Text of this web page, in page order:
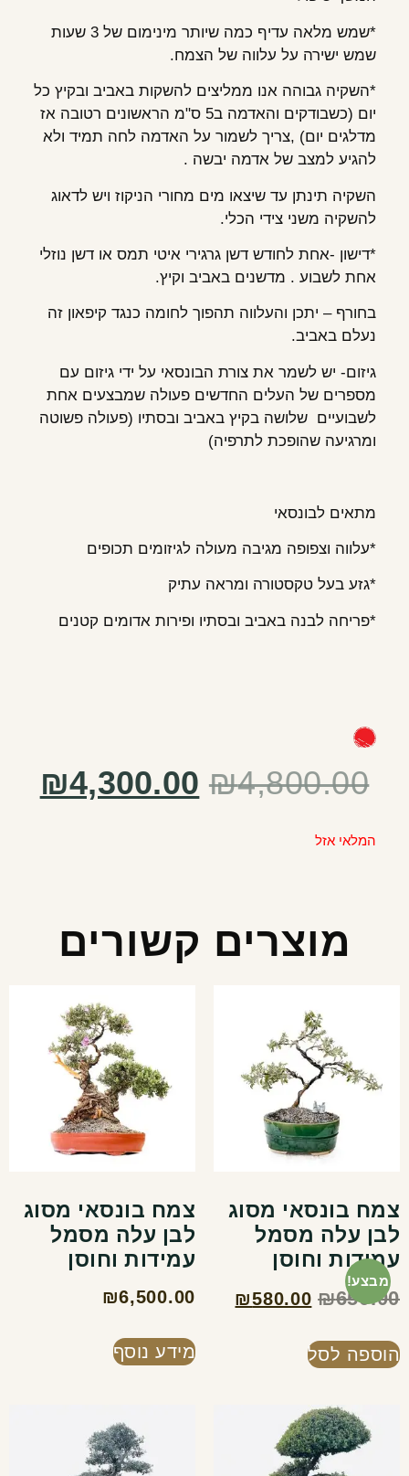
*שמש מלאה עדיף כמה שיותר מינימום של 3 שעות
שמש ישירה על עלווה של הצמח.
*השקיה גבוהה אנו ממליצים להשקות באביב ובקיץ כל
יום (כשבודקים והאדמה ב5 ס"מ הראשונים רטובה אז
מדלגים יום) ,צריך לשמור על האדמה לחה תמיד ולא
להגיע למצב של אדמה יבשה .
השקיה תינתן עד שיצאו מים מחורי הניקוז ויש לדאוג
להשקיה משני צידי הכלי.
*דישון -אחת לחודש דשן גרגירי איטי תמס או דשן נוזלי
אחת לשבוע . מדשנים באביב וקיץ.
בחורף – יתכן והעלווה תהפוך לחומה כנגד קיפאון זה
נעלם באביב.
גיזום- יש לשמר את צורת הבונסאי על ידי גיזום עם
מספרים של העלים החדשים פעולה שמבצעים אחת
לשבועיים שלושה בקיץ באביב ובסתיו (פעולה פשוטה
ומרגיעה שהופכת לתרפיה)
מתאים לבונסאי
*עלווה וצפופה מגיבה מעולה לגיזומים תכופים
*גזע בעל טקסטורה ומראה עתיק
*פריחה לבנה באביב ובסתיו ופירות אדומים קטנים
₪4,800.00
₪4,300.00
המלאי אזל
מוצרים קשורים
מבצע!
צמח בונסאי מסוג
לבן עלה מסמל
עמידות וחוסן
₪650.00
₪580.00
הוספה לסל
צמח בונסאי מסוג
לבן עלה מסמל
עמידות וחוסן
₪6,500.00
מידע נוסף